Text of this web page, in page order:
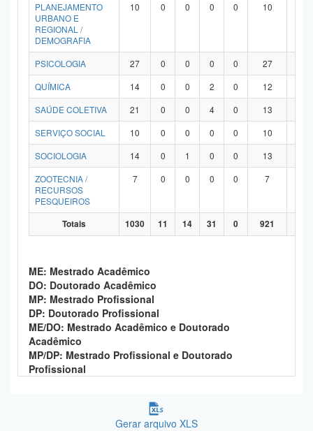
PLANEJAMENTO
URBANO E
REGIONAL /
DEMOGRAFIA
10 0 0 0 0 10
PSICOLOGIA 27 0 0 0 0 27
QUÍMICA
14 0 0 2 0 12
SAÚDE COLETIVA
21 0 0 4 0 13
SERVIÇO SOCIAL
10 0 0 0 0 10
SOCIOLOGIA
14 0 1 0 0 13
ZOOTECNIA /
RECURSOS
PESQUEIROS
7 0 0 0 0 7
Totais 1030 11 14 31 0 921
ME: Mestrado Acadêmico
DO: Doutorado Acadêmico
MP: Mestrado Profissional
DP: Doutorado Profissional
ME/DO: Mestrado Acadêmico e Doutorado
Acadêmico
MP/DP: Mestrado Profissional e Doutorado
Profissional
Gerar arquivo XLS